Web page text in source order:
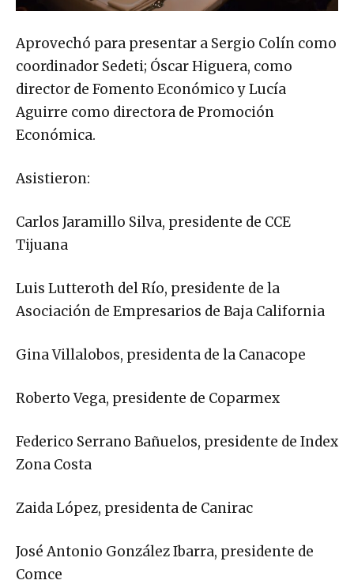
Aprovechó para presentar a Sergio Colín como
coordinador Sedeti; Óscar Higuera, como
director de Fomento Económico y Lucía
Aguirre como directora de Promoción
Económica.
Asistieron:
Carlos Jaramillo Silva, presidente de CCE
Tijuana
Luis Lutteroth del Río, presidente de la
Asociación de Empresarios de Baja California
Gina Villalobos, presidenta de la Canacope
Roberto Vega, presidente de Coparmex
Federico Serrano Bañuelos, presidente de Index
Zona Costa
Zaida López, presidenta de Canirac
José Antonio González Ibarra, presidente de
Comce